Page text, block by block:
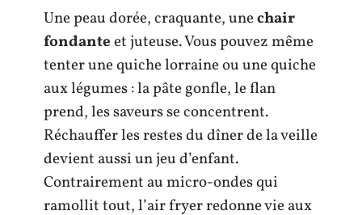
Une peau dorée, craquante, unechair
fondanteet juteuse. Vous pouvez même
tenter une quiche lorraine ou une quiche
aux légumes : la pâte gonfle, le flan
prend, les saveurs se concentrent.
Réchauffer les restes du dîner de la veille
devient aussi un jeu d’enfant.
Contrairement au micro-ondes qui
ramollit tout, l’air fryer redonne vie aux